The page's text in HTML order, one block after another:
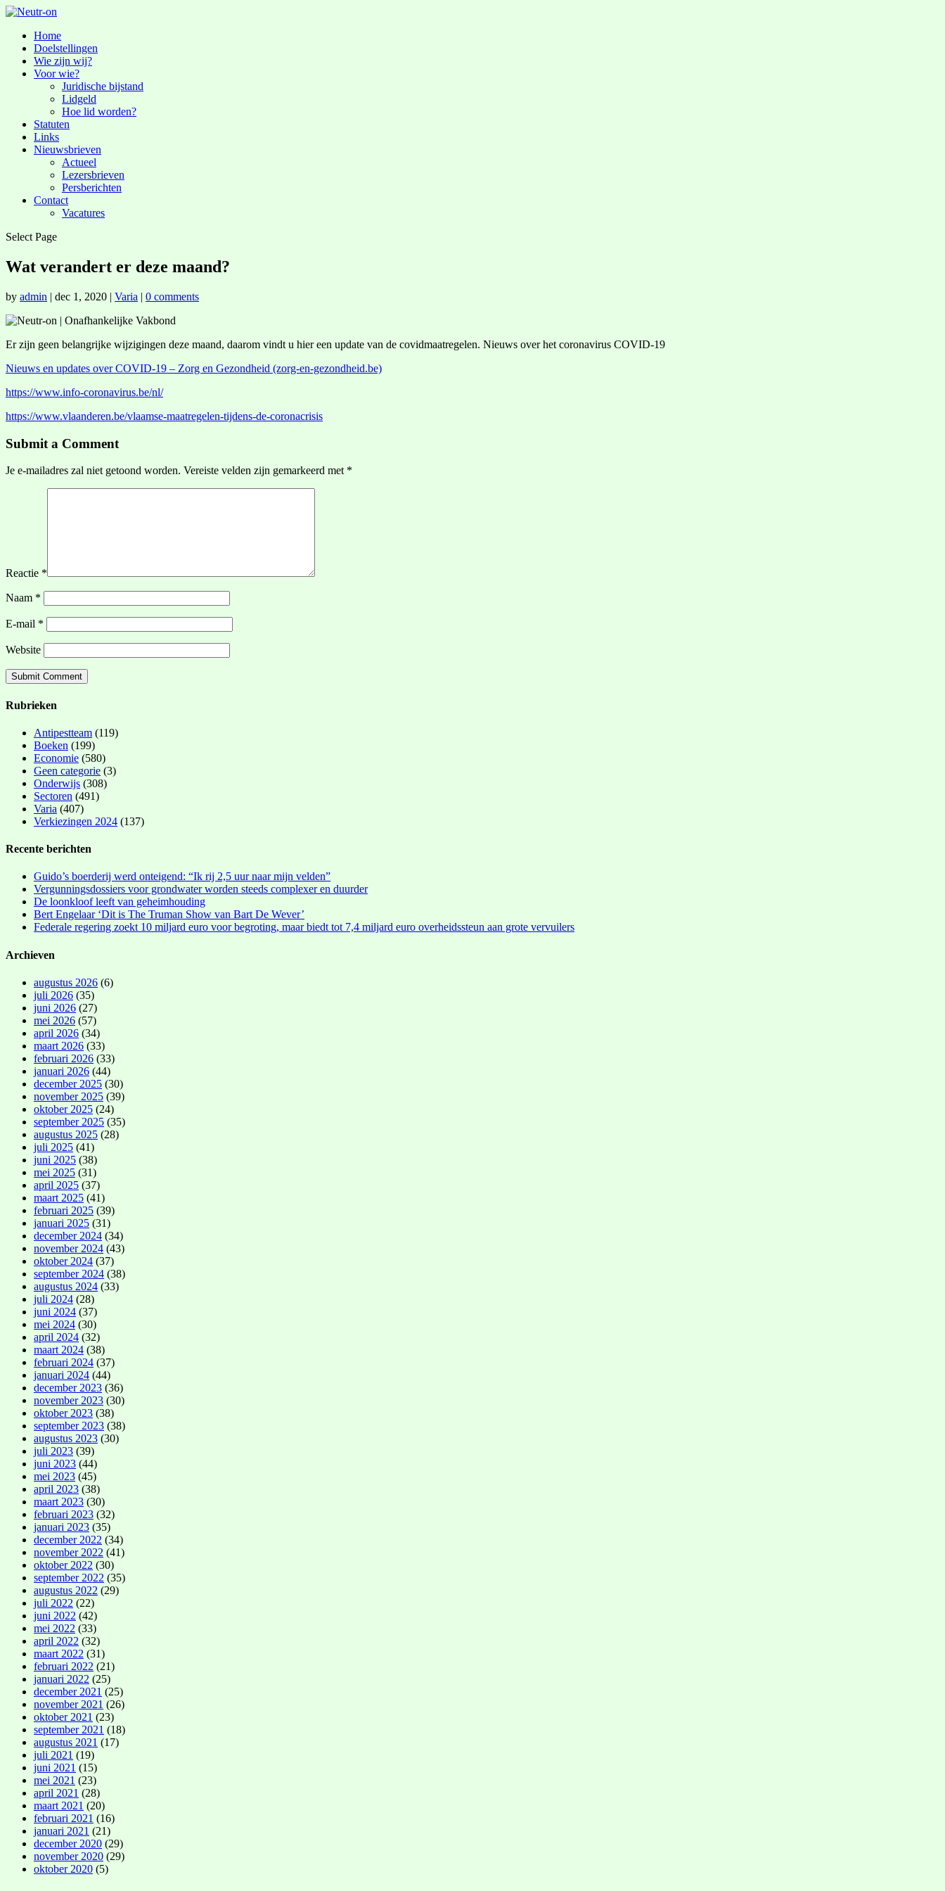
Home
Doelstellingen
Wie zijn wij?
Voor wie?
Juridische bijstand
Lidgeld
Hoe lid worden?
Statuten
Links
Nieuwsbrieven
Actueel
Lezersbrieven
Persberichten
Contact
Vacatures
Select Page
Wat verandert er deze maand?
by admin | dec 1, 2020 | Varia | 0 comments
Er zijn geen belangrijke wijzigingen deze maand, daarom vindt u hier een update van de covidmaatregelen. Nieuws over het coronavirus COVID-19
Nieuws en updates over COVID-19 – Zorg en Gezondheid (zorg-en-gezondheid.be)
https://www.info-coronavirus.be/nl/
https://www.vlaanderen.be/vlaamse-maatregelen-tijdens-de-coronacrisis
Submit a Comment
Je e-mailadres zal niet getoond worden. Vereiste velden zijn gemarkeerd met *
Reactie *
Naam *
E-mail *
Website
Rubrieken
Antipestteam (119)
Boeken (199)
Economie (580)
Geen categorie (3)
Onderwijs (308)
Sectoren (491)
Varia (407)
Verkiezingen 2024 (137)
Recente berichten
Guido’s boerderij werd onteigend: “Ik rij 2,5 uur naar mijn velden”
Vergunningsdossiers voor grondwater worden steeds complexer en duurder
De loonkloof leeft van geheimhouding
Bert Engelaar ‘Dit is The Truman Show van Bart De Wever’
Federale regering zoekt 10 miljard euro voor begroting, maar biedt tot 7,4 miljard euro overheidssteun aan grote vervuilers
Archieven
augustus 2026 (6)
juli 2026 (35)
juni 2026 (27)
mei 2026 (57)
april 2026 (34)
maart 2026 (33)
februari 2026 (33)
januari 2026 (44)
december 2025 (30)
november 2025 (39)
oktober 2025 (24)
september 2025 (35)
augustus 2025 (28)
juli 2025 (41)
juni 2025 (38)
mei 2025 (31)
april 2025 (37)
maart 2025 (41)
februari 2025 (39)
januari 2025 (31)
december 2024 (34)
november 2024 (43)
oktober 2024 (37)
september 2024 (38)
augustus 2024 (33)
juli 2024 (28)
juni 2024 (37)
mei 2024 (30)
april 2024 (32)
maart 2024 (38)
februari 2024 (37)
januari 2024 (44)
december 2023 (36)
november 2023 (30)
oktober 2023 (38)
september 2023 (38)
augustus 2023 (30)
juli 2023 (39)
juni 2023 (44)
mei 2023 (45)
april 2023 (38)
maart 2023 (30)
februari 2023 (32)
januari 2023 (35)
december 2022 (34)
november 2022 (41)
oktober 2022 (30)
september 2022 (35)
augustus 2022 (29)
juli 2022 (22)
juni 2022 (42)
mei 2022 (33)
april 2022 (32)
maart 2022 (31)
februari 2022 (21)
januari 2022 (25)
december 2021 (25)
november 2021 (26)
oktober 2021 (23)
september 2021 (18)
augustus 2021 (17)
juli 2021 (19)
juni 2021 (15)
mei 2021 (23)
april 2021 (28)
maart 2021 (20)
februari 2021 (16)
januari 2021 (21)
december 2020 (29)
november 2020 (29)
oktober 2020 (5)